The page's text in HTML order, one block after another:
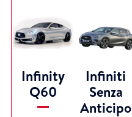
Infinity
Q60
Infiniti
Senza
Anticipo